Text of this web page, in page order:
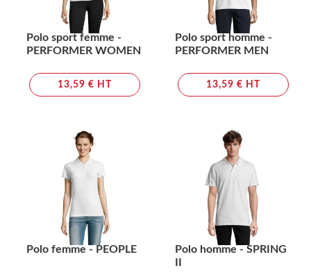
Polo sport femme -
PERFORMER WOMEN
13,59 € HT
Polo sport homme -
PERFORMER MEN
13,59 € HT
Polo femme - PEOPLE
Polo homme - SPRING